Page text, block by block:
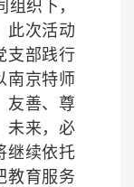
织下，
此次活动
支部践行
南京特师
友善、尊
未来，必
继续依托
教育服务